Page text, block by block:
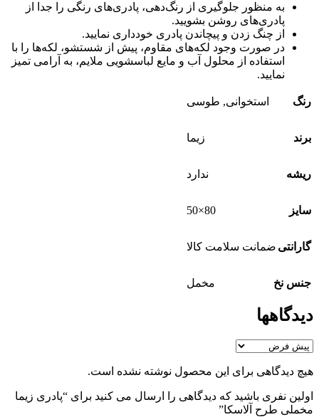
به منظور جلوگیری از رنگ‌دهی، پادری‌های رنگی را جدا از
پادری‌های روشن بشویید.
از چنگ زدن و پیچاندن پادری خودداری نمایید.
در صورت وجود لکه‌های مقاوم، پیش از شستشو، لکه‌ها را با
استفاده از محلول آب و مایع لباسشویی ملایم، به آرامی تمیز
نمایید.
رنگ استخوانی, طوسی
برند زیما
ریشه ندارد
سایز 80×50
گارانتی ضمانت سلامت کالا
جنس نخ مخمل
دیدگاهها
هیچ دیدگاهی برای این محصول نوشته نشده است.
اولین نفری باشید که دیدگاهی را ارسال می کنید برای “پادری زیما
مخملی طرح آلاسکا”